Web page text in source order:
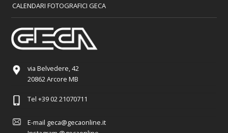
CALENDARI FOTOGRAFICI GECA
via Belvedere, 42
20862 Arcore MB
Tel +39 02 21070711
E-mail geca@gecaonline.it